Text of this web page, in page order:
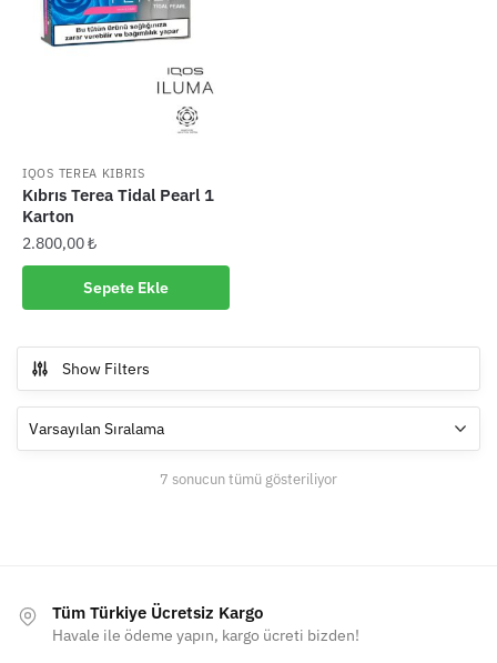
IQOS TEREA KIBRIS
Kıbrıs Terea Tidal Pearl 1
Karton
2.800,00₺
Sepete Ekle
Show Filters
7 sonucun tümü gösteriliyor
Tüm Türkiye Ücretsiz Kargo
Havale ile ödeme yapın, kargo ücreti bizden!